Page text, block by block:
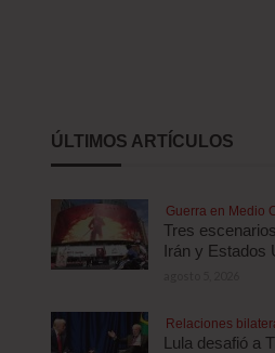
ÚLTIMOS ARTÍCULOS
Guerra en Medio
Tres
Irán y Estados
Relaciones
Lula desafió a